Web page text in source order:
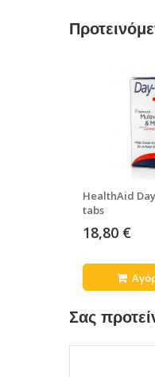
HealthAid
tabs
18,80 €
Σας